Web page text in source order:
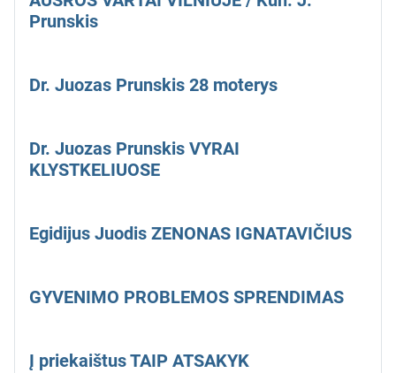
Prunskis
Dr. Juozas Prunskis 28 moterys
Dr. Juozas Prunskis VYRAI
KLYSTKELIUOSE
Egidijus Juodis ZENONAS IGNATAVIČIUS
GYVENIMO PROBLEMOS SPRENDIMAS
Į priekaištus TAIP ATSAKYK